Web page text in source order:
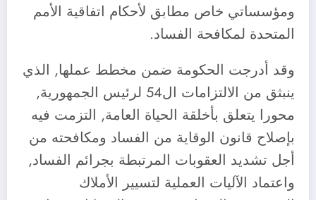
ومؤسساتي خاص مطابق لأحكام اتفاقية الأمم
المتحدة لمكافحة الفساد.
وقد أدرجت الحكومة ضمن مخطط عملها, الذي
ينبثق من الالتزامات ال54 لرئيس الجمهورية,
محورا يتعلق بأخلقة الحياة العامة, التزمت فيه
بإصلاح قانون الوقاية من الفساد ومكافحته من
أجل تشديد العقوبات المرتبطة بجرائم الفساد,
واعتماد الآليات العملية لتسيير الأملاك